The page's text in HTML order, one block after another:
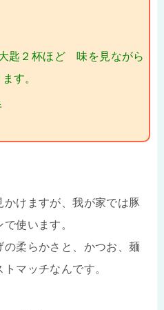
匙２杯ほど 味を見ながら
す。
けますが、我が家では豚
使います。
柔らかさと、かつお、麺
マッチなんです。